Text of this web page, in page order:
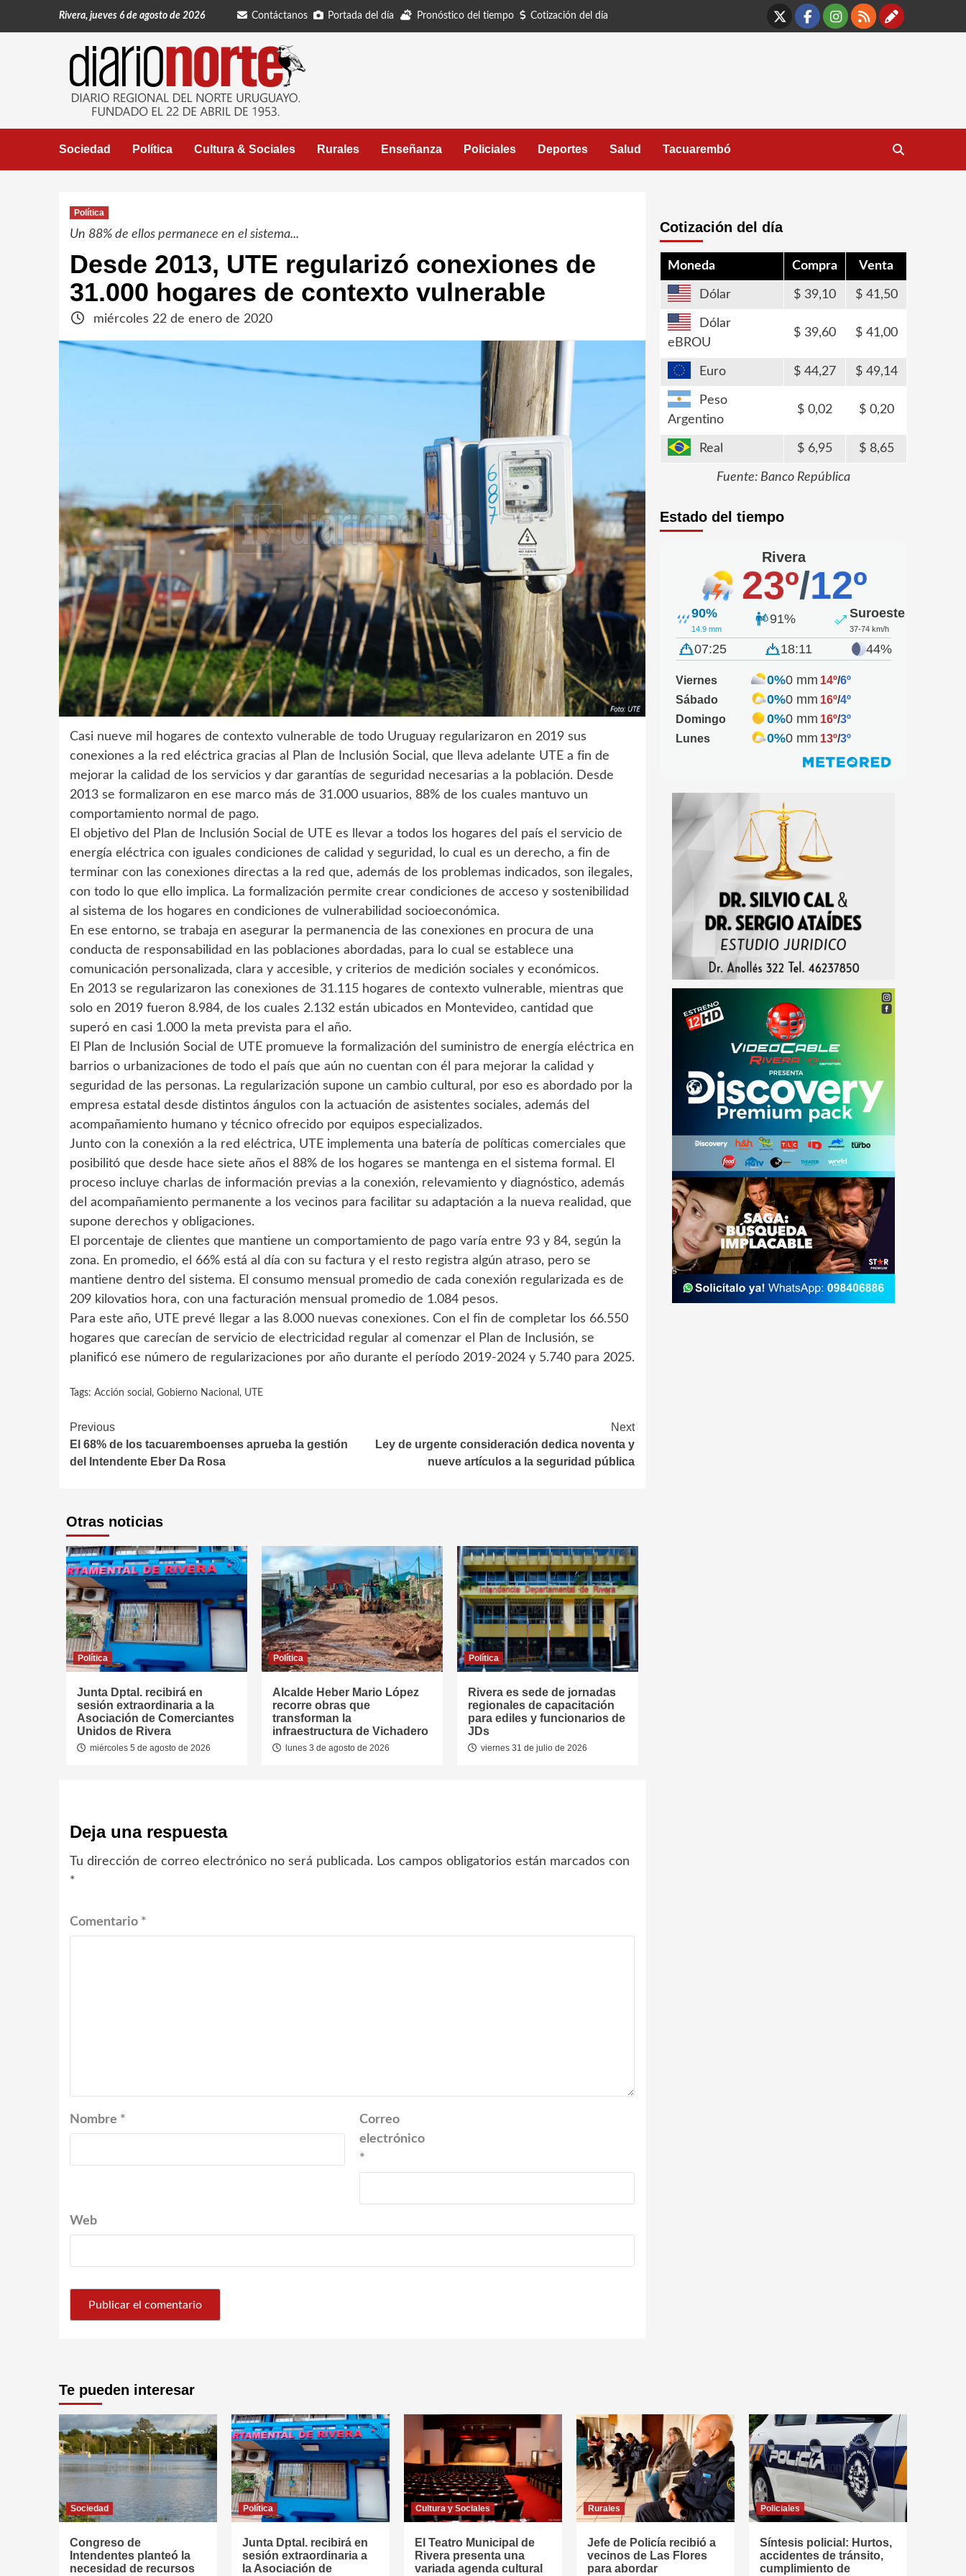
Rivera, jueves 6 de agosto de 2026 Contáctanos Portada del día Pronóstico del tiempo Cotización del día
X Facebook
Instagram
RSS
Sociedad Política Cultura & Sociales Rurales Enseñanza Policiales Deportes Salud Tacuarembó
Política
Un 88% de ellos permanece en el sistema...
Desde 2013, UTE regularizó conexiones de
31.000 hogares de contexto vulnerable
miércoles 22 de enero de 2020
Casi nueve mil hogares de contexto vulnerable de todo Uruguay regularizaron en 2019 sus
conexiones a la red eléctrica gracias al Plan de Inclusión Social, que lleva adelante UTE a fin de
mejorar la calidad de los servicios y dar garantías de seguridad necesarias a la población. Desde
2013 se formalizaron en ese marco más de 31.000 usuarios, 88% de los cuales mantuvo un
comportamiento normal de pago.
El objetivo del Plan de Inclusión Social de UTE es llevar a todos los hogares del país el servicio de
energía eléctrica con iguales condiciones de calidad y seguridad, lo cual es un derecho, a fin de
terminar con las conexiones directas a la red que, además de los problemas indicados, son ilegales,
con todo lo que ello implica. La formalización permite crear condiciones de acceso y sostenibilidad
al sistema de los hogares en condiciones de vulnerabilidad socioeconómica.
En ese entorno, se trabaja en asegurar la permanencia de las conexiones en procura de una
conducta de responsabilidad en las poblaciones abordadas, para lo cual se establece una
comunicación personalizada, clara y accesible, y criterios de medición sociales y económicos.
En 2013 se regularizaron las conexiones de 31.115 hogares de contexto vulnerable, mientras que
solo en 2019 fueron 8.984, de los cuales 2.132 están ubicados en Montevideo, cantidad que
superó en casi 1.000 la meta prevista para el año.
El Plan de Inclusión Social de UTE promueve la formalización del suministro de energía eléctrica en
barrios o urbanizaciones de todo el país que aún no cuentan con él para mejorar la calidad y
seguridad de las personas. La regularización supone un cambio cultural, por eso es abordado por la
empresa estatal desde distintos ángulos con la actuación de asistentes sociales, además del
acompañamiento humano y técnico ofrecido por equipos especializados.
Junto con la conexión a la red eléctrica, UTE implementa una batería de políticas comerciales que
posibilitó que desde hace siete años el 88% de los hogares se mantenga en el sistema formal. El
proceso incluye charlas de información previas a la conexión, relevamiento y diagnóstico, además
del acompañamiento permanente a los vecinos para facilitar su adaptación a la nueva realidad, que
supone derechos y obligaciones.
El porcentaje de clientes que mantiene un comportamiento de pago varía entre 93 y 84, según la
zona. En promedio, el 66% está al día con su factura y el resto registra algún atraso, pero se
mantiene dentro del sistema. El consumo mensual promedio de cada conexión regularizada es de
209 kilovatios hora, con una facturación mensual promedio de 1.084 pesos.
Para este año, UTE prevé llegar a las 8.000 nuevas conexiones. Con el fin de completar los 66.550
hogares que carecían de servicio de electricidad regular al comenzar el Plan de Inclusión, se
planificó ese número de regularizaciones por año durante el período 2019-2024 y 5.740 para 2025.
Tags: Acción social , Gobierno Nacional , UTE
Continue
Reading
Previous
El 68% de los tacuaremboenses aprueba la gestión
del Intendente Eber Da Rosa
Next
Ley de urgente consideración dedica noventa y
nueve artículos a la seguridad pública
Otras noticias
Política
Junta Dptal. recibirá en
sesión extraordinaria a la
Asociación de Comerciantes
Unidos de Rivera
miércoles 5 de agosto de 2026
Política
Alcalde Heber Mario López
recorre obras que
transforman la
infraestructura de Vichadero
lunes 3 de agosto de 2026
Política
Rivera es sede de jornadas
regionales de capacitación
para ediles y funcionarios de
JDs
viernes 31 de julio de 2026
Deja una respuesta
Tu dirección de correo electrónico no será publicada. Los campos obligatorios están marcados con
*
Comentario *
Nombre *
Correo
electrónico
*
Web
Cotización del día
Moneda Compra Venta
Dólar 39,10 41,50
Dólar
eBROU
39,60 41,00
Euro 44,27 49,14
Peso
Argentino
0,02 0,20
Real 6,95 8,65
Fuente: Banco República
Estado del tiempo
Rivera
23º/12º
90%
14.9 mm
91% Suroeste
37-74 km/h
07:25 18:11 44%
Viernes 0%0 mm 14º/6º
Sábado
0%0 mm 16º/4º
Domingo
0%0 mm 16º/3º
Lunes
0%0 mm 13º/3º
Te pueden interesar
Sociedad
Congreso de
Intendentes planteó la
necesidad de recursos
Política
Junta Dptal. recibirá en
sesión extraordinaria a
la Asociación de
Cultura y Sociales
El Teatro Municipal de
Rivera presenta una
variada agenda cultural
Rurales
Jefe de Policía recibió a
vecinos de Las Flores
para abordar
Policiales
Síntesis policial: Hurtos,
accidentes de tránsito,
cumplimiento de